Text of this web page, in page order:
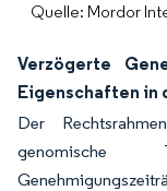
Quelle: Mordor
Verzögerte
Eigenschaften in
Der
genomische